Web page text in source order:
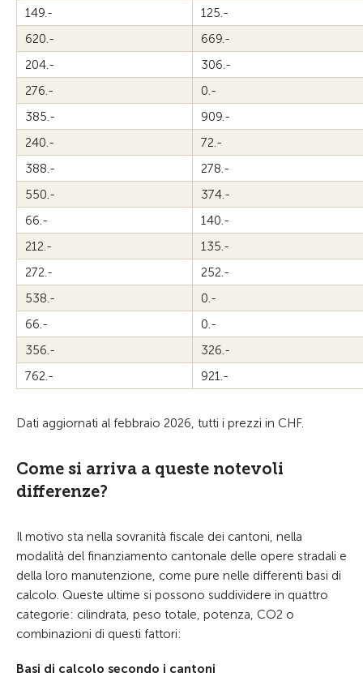
149.-
125.-
620.-
669.-
204.-
306.-
276.-
0.-
385.-
909.-
240.-
72.-
388.-
278.-
550.-
374.-
66.-
140.-
212.-
135.-
272.-
252.-
538.-
0.-
66.-
0.-
356.-
326.-
762.-
921.-
Dati aggiornati al febbraio 2026, tutti i prezzi in CHF.
Come si arriva a queste notevoli
differenze?
Il motivo sta nella sovranità fiscale dei cantoni, nella
modalità del finanziamento cantonale delle opere stradali e
della loro manutenzione, come pure nelle differenti basi di
calcolo. Queste ultime si possono suddividere in quattro
categorie: cilindrata, peso totale, potenza, CO2 o
combinazioni di questi fattori:
Basi di calcolo secondo i cantoni